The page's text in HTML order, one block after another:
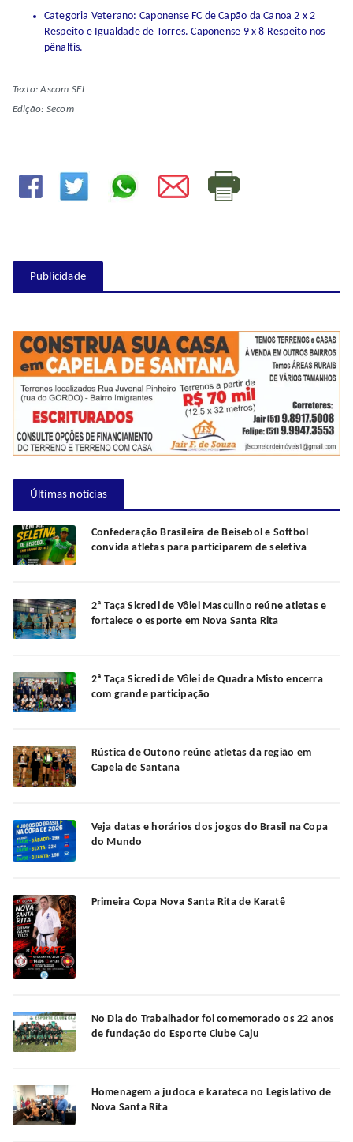
Categoria Veterano: Caponense FC de Capão da Canoa 2 x 2
Respeito e Igualdade de Torres. Caponense 9 x 8 Respeito nos
pênaltis.
Texto: Ascom SEL
Edição: Secom
Publicidade
Últimas notícias
Confederação Brasileira de Beisebol e Softbol
convida atletas para participarem de seletiva
2ª Taça Sicredi de Vôlei Masculino reúne atletas e
fortalece o esporte em Nova Santa Rita
2ª Taça Sicredi de Vôlei de Quadra Misto encerra
com grande participação
Rústica de Outono reúne atletas da região em
Capela de Santana
Veja datas e horários dos jogos do Brasil na Copa
do Mundo
Primeira Copa Nova Santa Rita de Karatê
No Dia do Trabalhador foi comemorado os 22 anos
de fundação do Esporte Clube Caju
Homenagem a judoca e karateca no Legislativo de
Nova Santa Rita